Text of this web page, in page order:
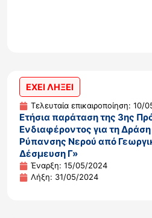
ΕΧΕΙ ΛΗΞΕΙ
Τελευταία επικαιροποίηση: 10/
Ετήσια παράταση της 3ης
Ενδιαφέροντος για τη
Ρύπανσης Νερού από
Δέσμευση Γ»
Έναρξη: 15/05/2024
Λήξη: 31/05/2024